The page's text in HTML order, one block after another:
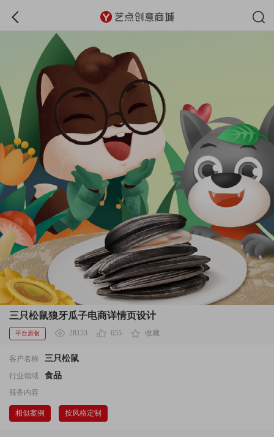
三只松鼠狼牙瓜子电商详情页设计
平台原创 28153 655 收藏
客户名称 三只松鼠
行业领域 食品
服务内容
相似案例 按风格定制